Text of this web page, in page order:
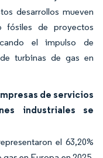
desarrollos mueven
fósiles de proyectos
el impulso de
turbinas de gas en
de servicios
industriales se
el 63,20%